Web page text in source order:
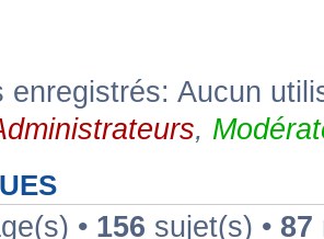
enregistrés: Aucun
,
• 156 sujet(s) • 87